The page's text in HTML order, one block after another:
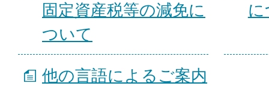
固定資産税等の減免に
ついて
他の言語によるご案内